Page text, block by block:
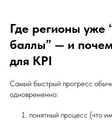
Где регионы уже
баллы” — и
для KPI
Самый быстрый прогресс
одновременно:
понятный процесс (что